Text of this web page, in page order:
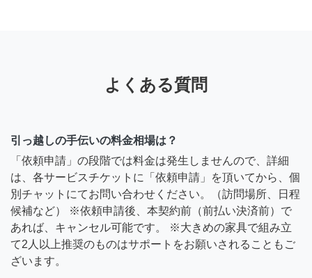
よくある質問
引っ越しの手伝いの料金相場は？
「依頼申請」の段階では料金は発生しませんので、詳細
は、各サービスチケットに「依頼申請」を頂いてから、個
別チャットにてお問い合わせください。（訪問場所、日程
候補など） ※依頼申請後、本契約前（前払い決済前）で
あれば、キャンセル可能です。 ※大きめの家具で組み立
て2人以上推奨のものはサポートをお願いされることもご
ざいます。